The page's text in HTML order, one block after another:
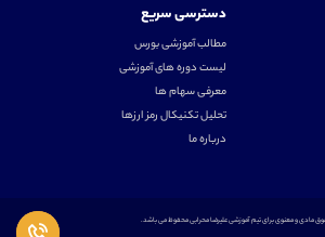
دسترسی سریع
مطالب آموزشی بورس
لیست دوره های آموزشی
معرفی سهام ها
تحلیل تکنیکال رمز ارزها
درباره ما
مادی و معنوی برای تیم آموزشی علیرضا محرابی محفوظ می باشد.